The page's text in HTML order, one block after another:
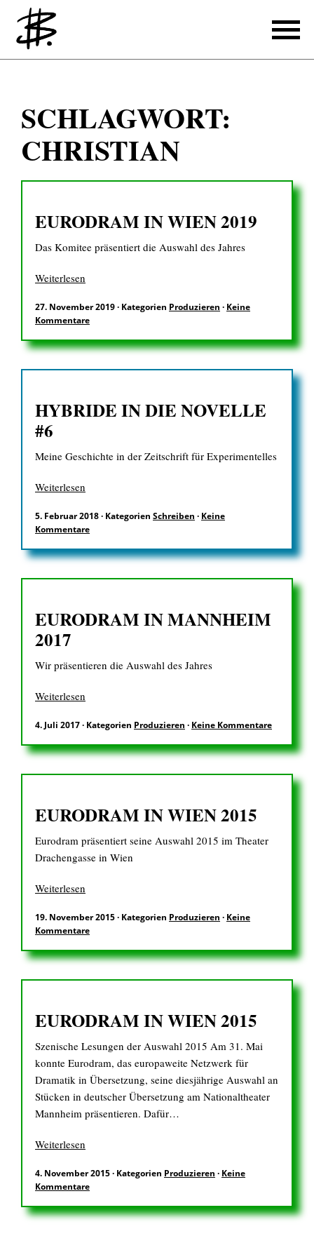
Schreiben
Referenzen
Produzieren
Übersetzen
Referenzen
Über mich
EN
SCHLAGWORT:
CHRISTIAN
EURODRAM IN WIEN 2019
Das Komitee präsentiert die Auswahl des Jahres
Weiterlesen
27. November 2019· Kategorien Produzieren · Keine
Kommentare
HYBRIDE IN DIE NOVELLE
#6
Meine Geschichte in der Zeitschrift für Experimentelles
Weiterlesen
5. Februar 2018· Kategorien Schreiben · Keine
Kommentare
EURODRAM IN MANNHEIM
2017
Wir präsentieren die Auswahl des Jahres
Weiterlesen
4. Juli 2017· Kategorien Produzieren · Keine Kommentare
EURODRAM IN WIEN 2015
Eurodram präsentiert seine Auswahl 2015 im Theater
Drachengasse in Wien
Weiterlesen
19. November 2015· Kategorien Produzieren · Keine
Kommentare
EURODRAM IN WIEN 2015
Szenische Lesungen der Auswahl 2015 Am 31. Mai
konnte Eurodram, das europaweite Netzwerk für
Dramatik in Übersetzung, seine diesjährige Auswahl an
Stücken in deutscher Übersetzung am Nationaltheater
Mannheim präsentieren. Dafür…
Weiterlesen
4. November 2015· Kategorien Produzieren · Keine
Kommentare